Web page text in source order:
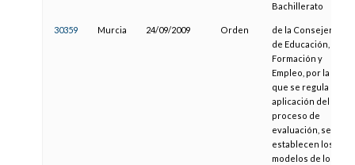
Bachillerato
30359 Murcia 24/09/2009 Orden
de la Consejería
de Educación,
Formación y
Empleo, por la
que se regula la
aplicación del
proceso de
evaluación, se
establecen los
modelos de los